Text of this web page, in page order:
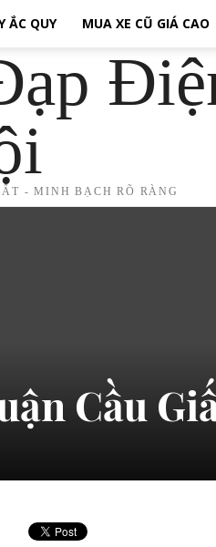
ẮC QUY MUA XE CŨ GIÁ CAO
- MINH BẠCH RÕ RÀNG
Cầu